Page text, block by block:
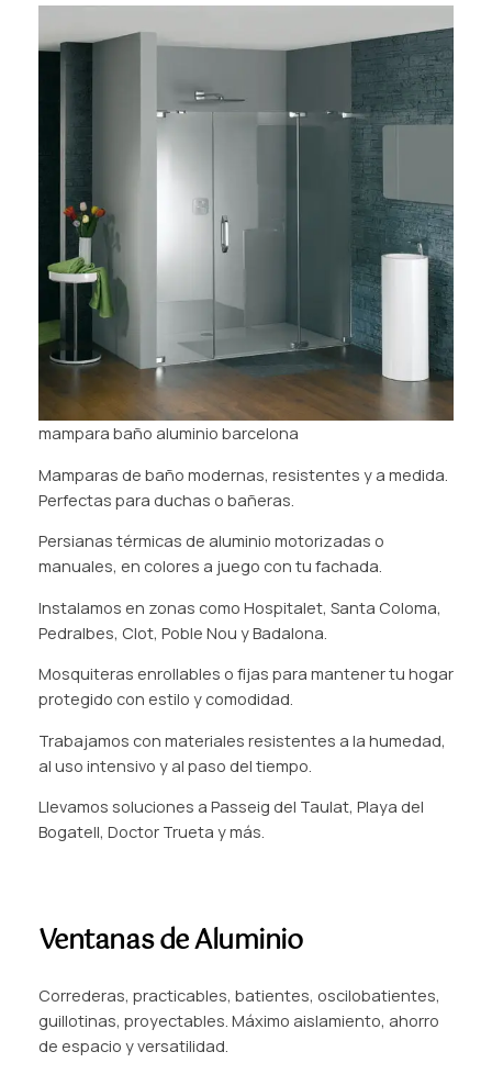
mampara baño aluminio barcelona
Mamparas de baño modernas, resistentes y a medida.
Perfectas para duchas o bañeras.
Persianas térmicas de aluminio motorizadas o
manuales, en colores a juego con tu fachada.
Instalamos en zonas como Hospitalet, Santa Coloma,
Pedralbes, Clot, Poble Nou y Badalona.
Mosquiteras enrollables o fijas para mantener tu hogar
protegido con estilo y comodidad.
Trabajamos con materiales resistentes a la humedad,
al uso intensivo y al paso del tiempo.
Llevamos soluciones a Passeig del Taulat, Playa del
Bogatell, Doctor Trueta y más.
Ventanas de Aluminio
Correderas, practicables, batientes, oscilobatientes,
guillotinas, proyectables. Máximo aislamiento, ahorro
de espacio y versatilidad.